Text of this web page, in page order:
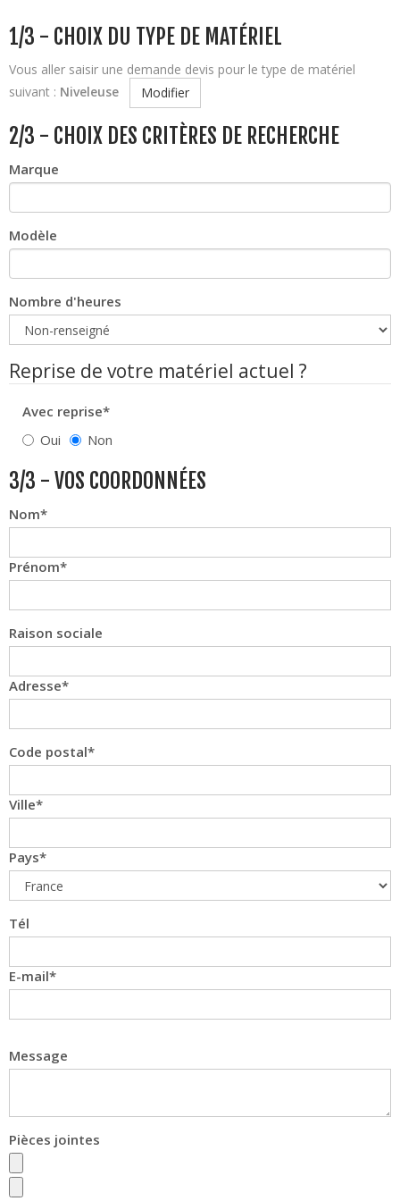
1/3 - CHOIX DU TYPE DE MATÉRIEL
Vous aller saisir une demande devis pour le type de matériel
suivant : Niveleuse Modifier
2/3 - CHOIX DES CRITÈRES DE RECHERCHE
Marque
Modèle
Nombre d'heures
Reprise de votre matériel actuel ?
Avec reprise*
Oui
Non
3/3 - VOS COORDONNÉES
Nom
Prénom
Raison sociale
Adresse
Code postal
Ville
Pays
Tél
E-mail
Message
Pièces jointes